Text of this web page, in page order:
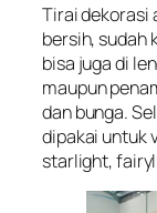
Tirai dekorasi
bersih, sudah
bisa juga di
maupun
dan bunga.
dipakai untuk
starlight,